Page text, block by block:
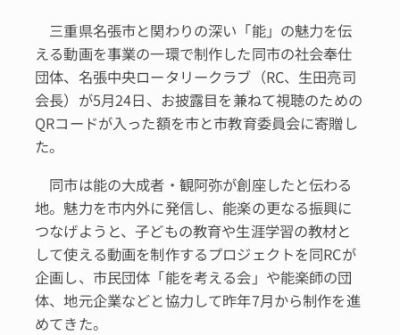
三重県名張市と関わりの深い「能」の魅力を伝
える動画を事業の一環で制作した同市の社会奉仕
団体、名張中央ロータリークラブ（RC、生田亮司
会長）が5月24日、お披露目を兼ねて視聴のための
QRコードが入った額を市と市教育委員会に寄贈し
た。
同市は能の大成者・観阿弥が創座したと伝わる
地。魅力を市内外に発信し、能楽の更なる振興に
つなげようと、子どもの教育や生涯学習の教材と
して使える動画を制作するプロジェクトを同RCが
企画し、市民団体「能を考える会」や能楽師の団
体、地元企業などと協力して昨年7月から制作を進
めてきた。